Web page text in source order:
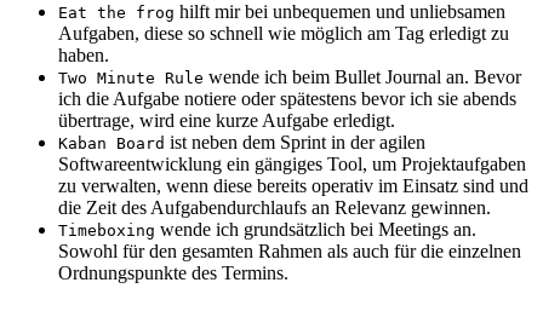
Eat the frog hilft mir bei unbequemen und unliebsamen
Aufgaben, diese so schnell wie möglich am Tag erledigt zu
haben.
Two Minute Rule wende ich beim Bullet Journal an. Bevor
ich die Aufgabe notiere oder spätestens bevor ich sie abends
übertrage, wird eine kurze Aufgabe erledigt.
Kaban Board ist neben dem Sprint in der agilen
Softwareentwicklung ein gängiges Tool, um Projektaufgaben
zu verwalten, wenn diese bereits operativ im Einsatz sind und
die Zeit des Aufgabendurchlaufs an Relevanz gewinnen.
Timeboxing wende ich grundsätzlich bei Meetings an.
Sowohl für den gesamten Rahmen als auch für die einzelnen
Ordnungspunkte des Termins.